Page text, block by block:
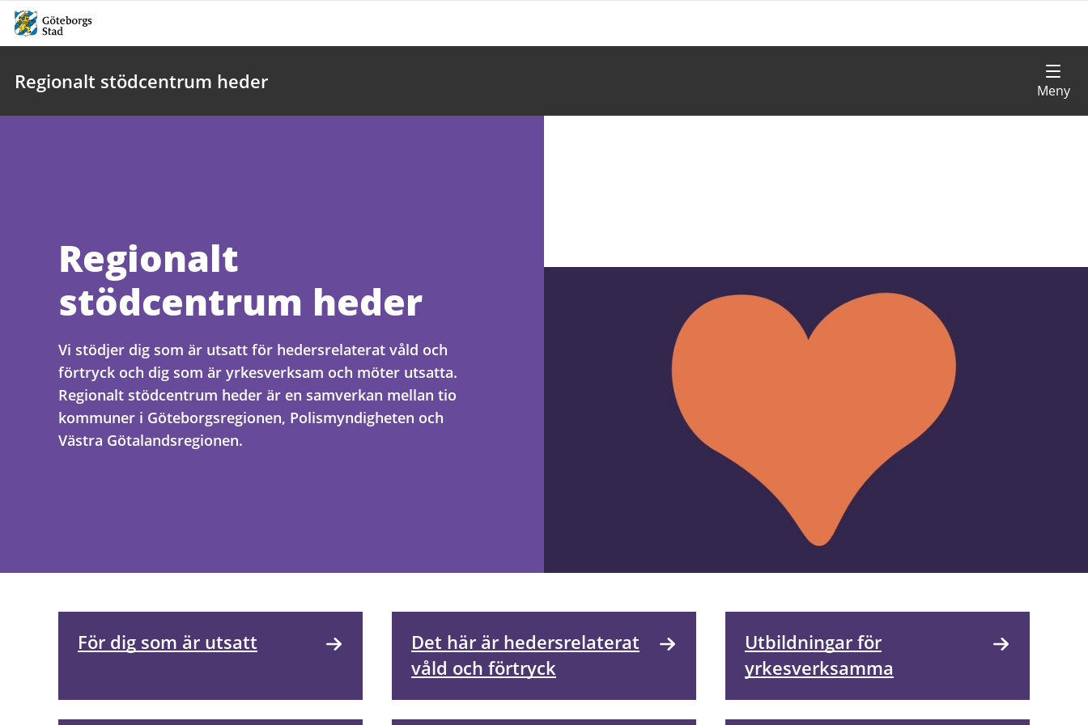
Regionalt stödcentrum heder
Regionalt
stödcentrum heder
Vi stödjer dig som är utsatt för hedersrelaterat våld och
förtryck och dig som är yrkesverksam och möter utsatta.
Regionalt stödcentrum heder är en samverkan mellan tio
kommuner i Göteborgsregionen, Polismyndigheten och
Västra Götalandsregionen.
För dig som är utsatt
Det här är hedersrelaterat
våld och förtryck
Utbildningar för
yrkesverksamma